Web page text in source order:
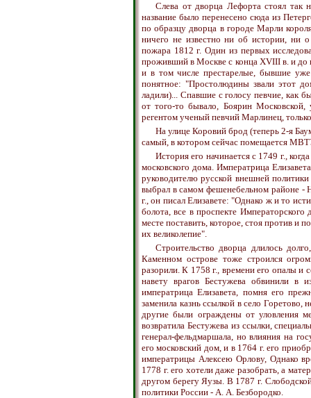
Слева от дворца Лефорта стоял
название было перенесено сюда из
по образцу дворца в городе Марли
ничего не известно ни об истории, ни
пожара 1812 г. Один из первых
проживший в Москве с конца XVIII в. и до
и в том числе престарелые, бывшие
понятное: "Простолюдины звали этот
ладили)... Спавшие с голосу певчие, как
от того-то бывало, Боярин Московской,
регентом ученый певчий Марлинец,
На улице Коровий брод (теперь 2-я
самый, в котором сейчас помещается
История его начинается с 1749 г.,
московского дома. Императрица
руководителю русской внешней
выбрал в самом фешенебельном районе -
г., он писал Елизавете: "Однако ж и то
болота, все в проспекте
месте поставить, которое, стоя против и
их великолепие".
Строительство дворца длилось
Каменном острове тоже строился
разорили. К 1758 г., времени его опалы и
навету врагов Бестужева обвинили в
императрица Елизавета, помня его
заменила казнь ссылкой в село
другие были ограждены от уловления
возвратила Бестужева из ссылки,
генерал-фельдмаршала, но влияния на
его московский дом, и в 1764 г. его
императрицы Алексею Орлову, Однако
1778 г. его хотели даже разобрать, а
другом берегу Яузы. В 1787 г.
политики России - А. А. Безбородко.